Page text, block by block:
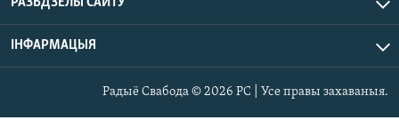
ІНФАРМАЦЫЯ
Радыё Свабода © 2026 РС | Усе правы захаваныя.